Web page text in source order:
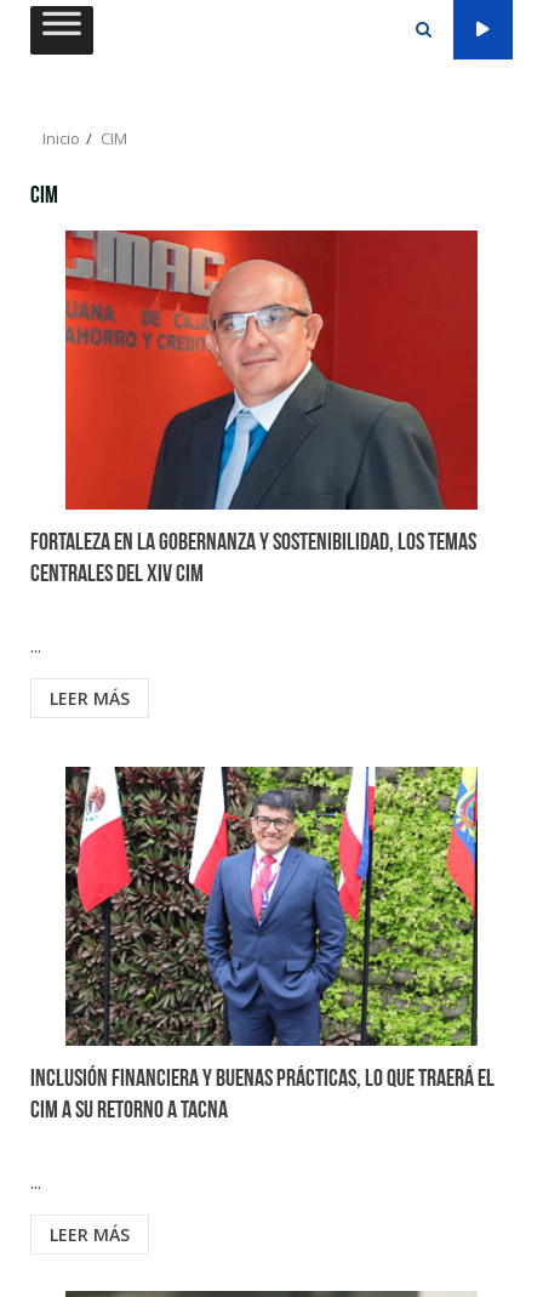
Saltar
Inicio CIM
CIM
Fortaleza en la gobernanza y sostenibilidad, los temas
centrales del XIV CIM
...
LEER MÁS
Inclusión financiera y buenas prácticas, lo que traerá el
CIM a su retorno a Tacna
...
LEER MÁS